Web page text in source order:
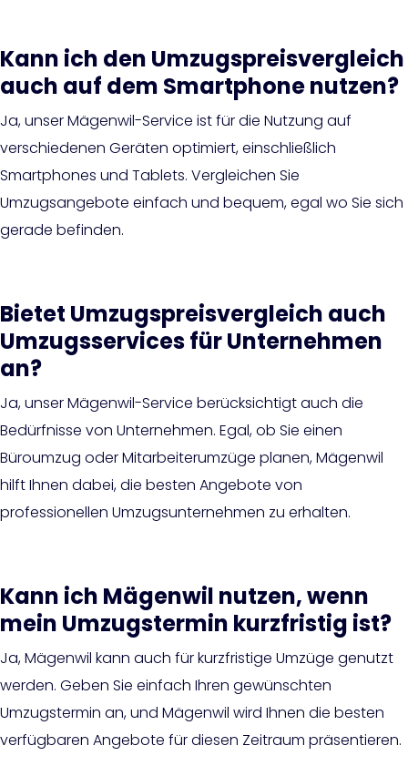
Kann ich den Umzugspreisvergleich
auch auf dem Smartphone nutzen?
Ja, unser Mägenwil-Service ist für die Nutzung auf
verschiedenen Geräten optimiert, einschließlich
Smartphones und Tablets. Vergleichen Sie
Umzugsangebote einfach und bequem, egal wo Sie sich
gerade befinden.
Bietet Umzugspreisvergleich auch
Umzugsservices für Unternehmen
an?
Ja, unser Mägenwil-Service berücksichtigt auch die
Bedürfnisse von Unternehmen. Egal, ob Sie einen
Büroumzug oder Mitarbeiterumzüge planen, Mägenwil
hilft Ihnen dabei, die besten Angebote von
professionellen Umzugsunternehmen zu erhalten.
Kann ich Mägenwil nutzen, wenn
mein Umzugstermin kurzfristig ist?
Ja, Mägenwil kann auch für kurzfristige Umzüge genutzt
werden. Geben Sie einfach Ihren gewünschten
Umzugstermin an, und Mägenwil wird Ihnen die besten
verfügbaren Angebote für diesen Zeitraum präsentieren.